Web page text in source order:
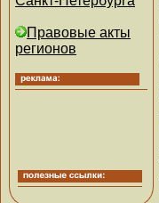
Правовые акты
регионов